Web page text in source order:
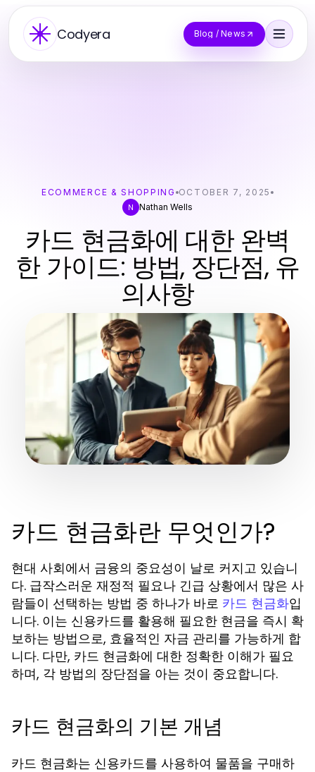
Codyera Blog / News
ECOMMERCE & SHOPPING OCTOBER 7, 2025
N Nathan Wells
카드 현금화에 대한 완벽
한 가이드: 방법, 장단점, 유
의사항
카드 현금화란 무엇인가?
현대 사회에서 금융의 중요성이 날로 커지고 있습니
다. 급작스러운 재정적 필요나 긴급 상황에서 많은 사
람들이 선택하는 방법 중 하나가 바로 카드 현금화입
니다. 이는 신용카드를 활용해 필요한 현금을 즉시 확
보하는 방법으로, 효율적인 자금 관리를 가능하게 합
니다. 다만, 카드 현금화에 대한 정확한 이해가 필요
하며, 각 방법의 장단점을 아는 것이 중요합니다.
카드 현금화의 기본 개념
카드 현금화는 신용카드를 사용하여 물품을 구매하